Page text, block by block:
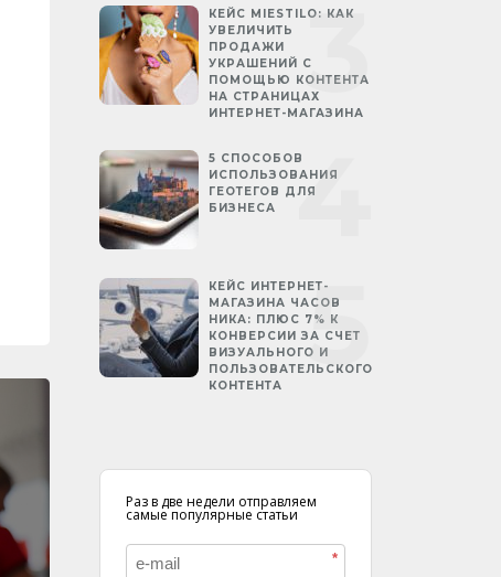
КЕЙС MIESTILO: КАК
УВЕЛИЧИТЬ
ПРОДАЖИ
УКРАШЕНИЙ С
ПОМОЩЬЮ КОНТЕНТА
НА СТРАНИЦАХ
ИНТЕРНЕТ-МАГАЗИНА
5 СПОСОБОВ
ИСПОЛЬЗОВАНИЯ
ГЕОТЕГОВ ДЛЯ
БИЗНЕСА
КЕЙС ИНТЕРНЕТ-
МАГАЗИНА ЧАСОВ
НИКА: ПЛЮС 7% К
КОНВЕРСИИ ЗА СЧЕТ
ВИЗУАЛЬНОГО И
ПОЛЬЗОВАТЕЛЬСКОГО
КОНТЕНТА
Раз в две недели отправляем
самые популярные статьи
*